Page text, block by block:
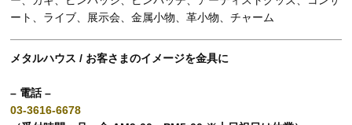
ート、ライブ、展示会、金属小物、革小物、チャーム
メタルハウス / お客さまのイメージを金具に
– 電話 –
03-3616-6678